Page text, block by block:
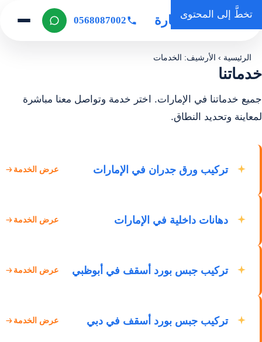
تخطَّ إلى المحتوى
روضة المنارة 0568087002
الرئيسية ›الأرشيف: الخدمات
خدماتنا
جميع خدماتنا في الإمارات. اختر خدمة وتواصل معنا مباشرة
لمعاينة وتحديد النطاق.
تركيب ورق جدران في الإمارات عرض الخدمة
دهانات داخلية في الإمارات عرض الخدمة
تركيب جبس بورد أسقف في أبوظبي عرض الخدمة
تركيب جبس بورد أسقف في دبي عرض الخدمة